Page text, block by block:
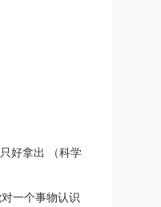
只好拿出
（科学
一个事物认识